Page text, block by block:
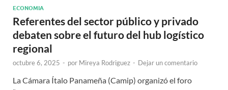
ECONOMIA
Referentes del sector público y privado
debaten sobre el futuro del hub logístico
regional
octubre 6, 2025 - por Mireya Rodriguez - Dejar un comentario
La Cámara Ítalo Panameña (Camip) organizó el foro